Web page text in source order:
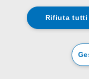
copia
se
Rifiuta tutti